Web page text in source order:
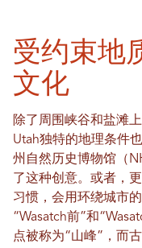
受约束地
文化
除了周围峡谷和盐滩
Utah独特的地理条件
州自然历史博物馆（
了这种创意。或者，
习惯，会用环绕城市
“Wasatch前”和
点被称为“山峰”，而